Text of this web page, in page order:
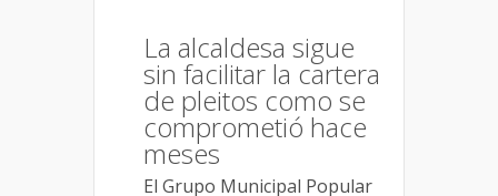
La alcaldesa sigue
sin facilitar la cartera
de pleitos como se
comprometió hace
meses
El Grupo Municipal Popular